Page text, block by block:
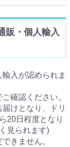
販・個人輸入
入が認められま
確認ください。
けとなり、ドリ
20日程度となり
見られます)
きません。